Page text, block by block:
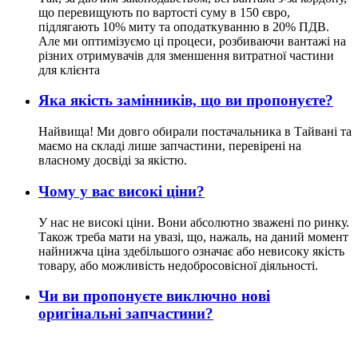
що перевищують по вартості суму в 150 євро,
підлягають 10% миту та оподаткуванню в 20% ПДВ.
Але ми оптимізуємо ці процеси, розбиваючи вантажі на
різних отримувачів для зменшення витратної частини
для клієнта
Яка якість замінників, що ви пропонуєте?
Найвища! Ми довго обирали постачальника в Тайвані та
маємо на складі лише запчастини, перевірені на
власному досвіді за якістю.
Чому у вас високі ціни?
У нас не високі ціни. Вони абсолютно зважені по ринку.
Також треба мати на увазі, що, нажаль, на даний момент
найнижча ціна здебільшого означає або невисоку якість
товару, або можливість недобросовісної діяльності.
Чи ви пропонуєте виключно нові
оригінальні запчастини?